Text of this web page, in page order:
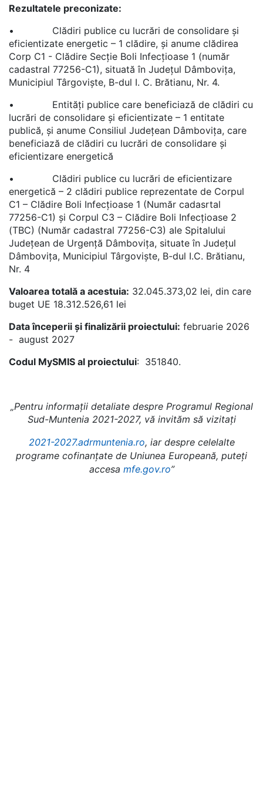
Rezultatele preconizate:
• Clădiri publice cu lucrări de consolidare și
eficientizate energetic – 1 clădire, și anume clădirea
Corp C1 - Clădire Secție Boli Infecțioase 1 (număr
cadastral 77256-C1), situată în Județul Dâmbovița,
Municipiul Târgoviște, B-dul I. C. Brătianu, Nr. 4.
• Entități publice care beneficiază de clădiri cu
lucrări de consolidare și eficientizate – 1 entitate
publică, și anume Consiliul Județean Dâmbovița, care
beneficiază de clădiri cu lucrări de consolidare și
eficientizare energetică
• Clădiri publice cu lucrări de eficientizare
energetică – 2 clădiri publice reprezentate de Corpul
C1 – Clădire Boli Infecțioase 1 (Număr cadasrtal
77256-C1) și Corpul C3 – Clădire Boli Infecțioase 2
(TBC) (Număr cadastral 77256-C3) ale Spitalului
Județean de Urgență Dâmbovița, situate în Județul
Dâmbovița, Municipiul Târgoviște, B-dul I.C. Brătianu,
Nr. 4
Valoarea totală a acestuia: 32.045.373,02 lei, din care
buget UE 18.312.526,61 lei
Data începerii și finalizării proiectului: februarie 2026
- august 2027
Codul MySMIS al proiectului: 351840.
„Pentru informații detaliate despre Programul Regional
Sud-Muntenia 2021-2027, vă invităm să vizitați
2021-2027.adrmuntenia.ro, iar despre celelalte
programe cofinanțate de Uniunea Europeană, puteți
accesa mfe.gov.ro”